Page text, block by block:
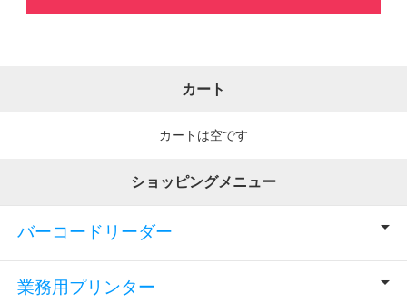
カート
カートは空です
ショッピングメニュー
バーコードリーダー
業務用プリンター